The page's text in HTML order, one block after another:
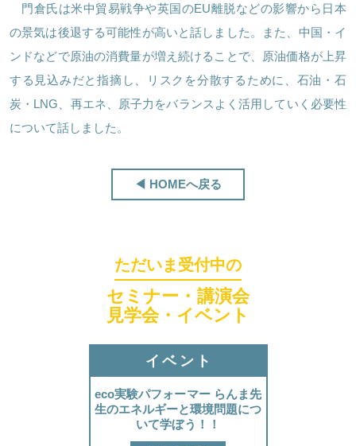
ほくげんこんカフェ
門倉氏は米中貿易戦争や英国のEU離脱などの影響から日本
の景気は後退する可能性が高いと話しました。また、中国・イ
ンドなどで原油の消費量が増え続けることで、原油価格が上昇
する見込みだと指摘し、リスクを分散するために、石油・石
炭・LNG、再エネ、原子力をバランスよく活用していく必要性
について話しました。
◀ HOMEへ戻る
ただいま受付中の
セミナー・講演会
見学会・イベント
イベント
eco実験パフォーマー らんま先
生のエネルギーと環境問題につ
いて学ぼう！！